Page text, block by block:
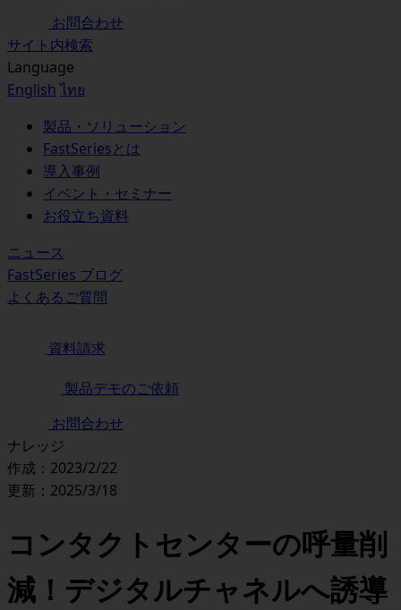
お問合わせ
サイト内検索
Language
English ไทย
製品・ソリューション
FastSeriesとは
導入事例
イベント・セミナー
お役立ち資料
ニュース
FastSeries ブログ
よくあるご質問
資料請求
製品デモのご依頼
お問合わせ
ナレッジ
作成：2023/2/22
更新：2025/3/18
コンタクトセンターの呼量削
減！デジタルチャネルへ誘導